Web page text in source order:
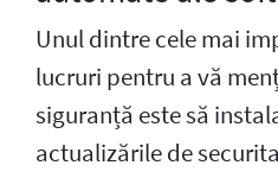
Unul dintre cele mai
lucruri pentru a vă
siguranță este să
actualizările de